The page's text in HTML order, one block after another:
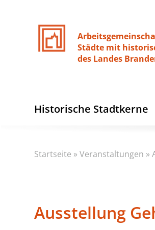
Städte mit
des Landes
Historische Stadtkerne
Startseite »Veranstaltungen »
Ausstellung